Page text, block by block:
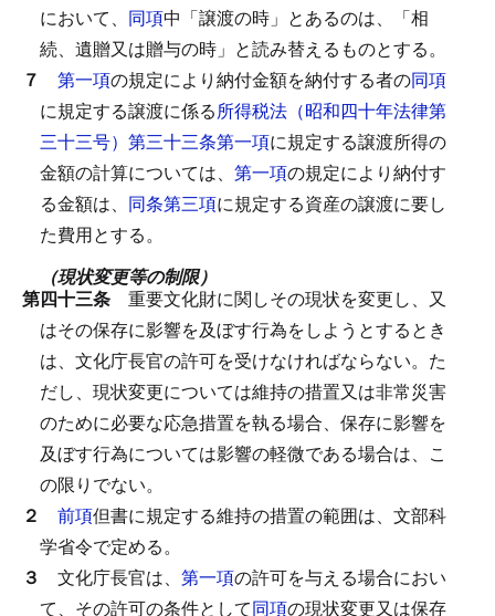
において、 同項中「譲渡の時」とあるのは、「相
続、遺贈又は贈与の時」と読み替えるものとする。
７ 第一項の規定により納付金額を納付する者の同項
に規定する譲渡に係る所得税法（昭和四十年法律第
三十三号）第三十三条第一項に規定する譲渡所得の
金額の計算については、 第一項の規定により納付す
る金額は、 同条第三項に規定する資産の譲渡に要し
た費用とする。
（現状変更等の制限）
第四十三条 重要文化財に関しその現状を変更し、又
はその保存に影響を及ぼす行為をしようとするとき
は、文化庁長官の許可を受けなければならない。 た
だし、現状変更については維持の措置又は非常災害
のために必要な応急措置を執る場合、保存に影響を
及ぼす行為については影響の軽微である場合は、こ
の限りでない。
２ 前項但書に規定する維持の措置の範囲は、文部科
学省令で定める。
３ 文化庁長官は、 第一項の許可を与える場合におい
て、その許可の条件として同項の現状変更又は保存